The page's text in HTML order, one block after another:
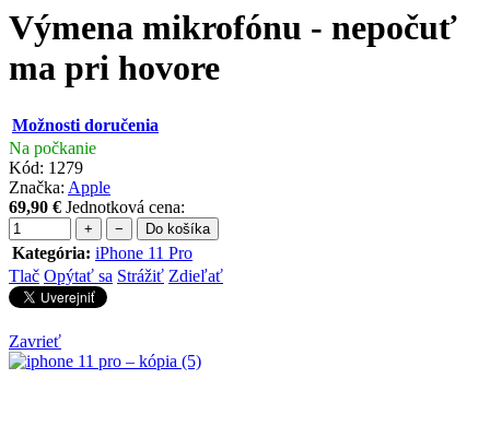
Výmena mikrofónu - nepočuť
ma pri hovore
Možnosti doručenia
Na počkanie
Kód: 1279
Značka: Apple
69,90 € Jednotková cena:
+ − Do košíka
Kategória: iPhone 11 Pro
Tlač Opýtať sa Strážiť Zdieľať
Zavrieť